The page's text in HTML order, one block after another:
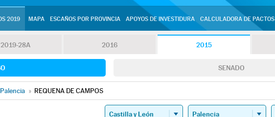
2019 MAPA ESCAÑOS POR PROVINCIA APOYOS DE INVESTIDURA CALCULADORA DE PACTOS
2019-28A 2016 2015
SENADO
Palencia » REQUENA DE CAMPOS